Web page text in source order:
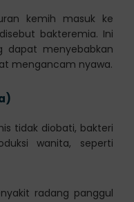
kemih masuk ke
bakteremia. Ini
dapat menyebabkan
mengancam nyawa.
tidak diobati, bakteri
wanita, seperti
radang panggul